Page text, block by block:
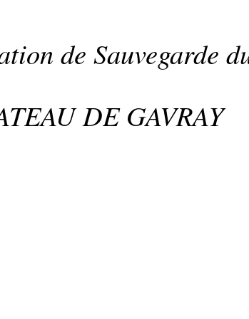
de Sauvegarde
DE GAVRAY